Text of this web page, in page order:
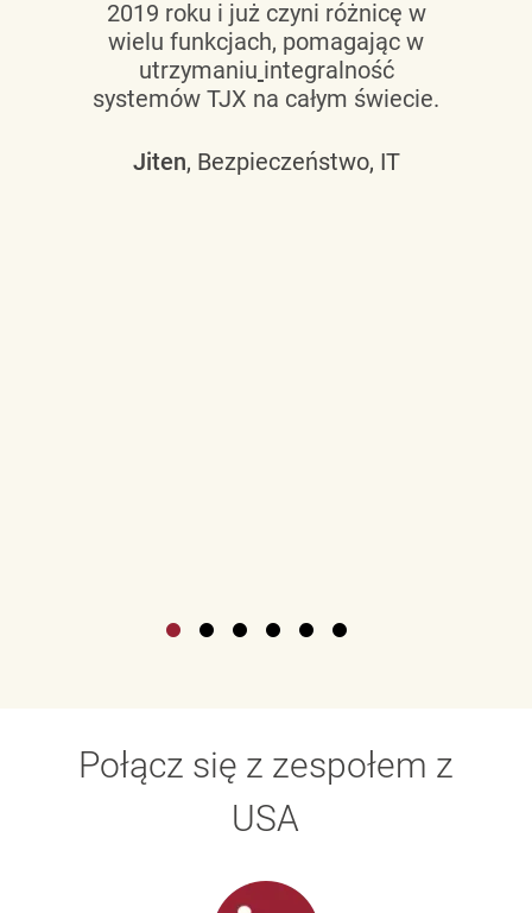
2019 roku i już czyni różnicę w
wielu funkcjach, pomagając w
utrzymaniu integralność
systemów TJX na całym świecie.
Jiten, Bezpieczeństwo, IT
Połącz się z zespołem z
USA